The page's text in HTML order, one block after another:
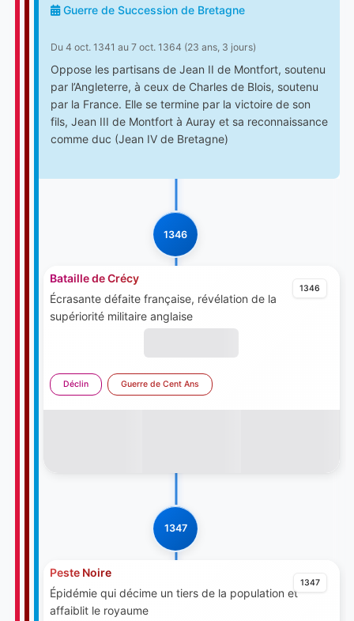
Guerre de Succession de Bretagne
Du 4 oct. 1341 au 7 oct. 1364 (23 ans, 3 jours)
Oppose les partisans de Jean II de Montfort, soutenu
par l’Angleterre, à ceux de Charles de Blois, soutenu
par la France. Elle se termine par la victoire de son
fils, Jean III de Montfort à Auray et sa reconnaissance
comme duc (Jean IV de Bretagne)
1346
1346
Bataille de Crécy
Écrasante défaite française, révélation de la
supériorité militaire anglaise
Déclin Guerre de Cent Ans
1347
1347
Peste Noire
Épidémie qui décime un tiers de la population et
affaiblit le royaume